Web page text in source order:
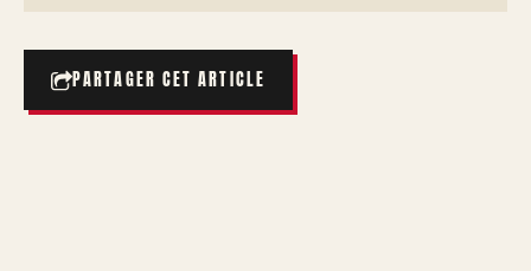
PARTAGER CET ARTICLE